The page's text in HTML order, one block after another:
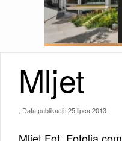
Mljet
, Data publikacji: 25 lipca 2013